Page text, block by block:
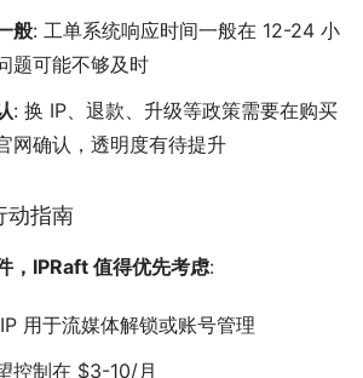
般: 工单系统响应时间一般在 12-24 小
题可能不够及时
: 换 IP、退款、升级等政策需要在购买
网确认，透明度有待提升
动指南
，IPRaft 值得优先考虑:
用于流媒体解锁或账号管理
控制在 $3-10/月